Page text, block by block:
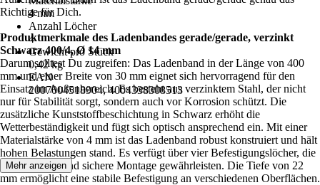
4 mm
Anzahl Löcher
4
Gewicht pro Stück
0,42 kg
EAN
2007004518904, 4004338308513
Richtige für Dich.
Produktmerkmale des Ladenbandes gerade/gerade, verzinkt
Schwarz 400/4, Ø 14 mm
Darum solltest Du zugreifen: Das Ladenband in der Länge von 400
mm und einer Breite von 30 mm eignet sich hervorragend für den
Einsatz im Außenbereich. Es besteht aus verzinktem Stahl, der nicht
nur für Stabilität sorgt, sondern auch vor Korrosion schützt. Die
zusätzliche Kunststoffbeschichtung in Schwarz erhöht die
Wetterbeständigkeit und fügt sich optisch ansprechend ein. Mit einer
Materialstärke von 4 mm ist das Ladenband robust konstruiert und hält
hohen Belastungen stand. Es verfügt über vier Befestigungslöcher, die
eine einfache und sichere Montage gewährleisten. Die Tiefe von 22
mm ermöglicht eine stabile Befestigung an verschiedenen Oberflächen.
Mehr anzeigen